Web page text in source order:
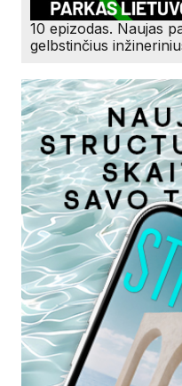
10 epizodas. Naujas
gelbstinčius